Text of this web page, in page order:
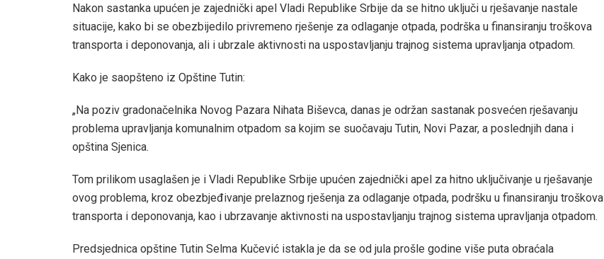
Nakon sastanka upućen je zajednički apel Vladi Republike Srbije da se hitno uključi u rješavanje nastale
situacije, kako bi se obezbijedilo privremeno rješenje za odlaganje otpada, podrška u finansiranju troškova
transporta i deponovanja, ali i ubrzale aktivnosti na uspostavljanju trajnog sistema upravljanja otpadom.
Kako je saopšteno iz Opštine Tutin:
„Na poziv gradonačelnika Novog Pazara Nihata Biševca, danas je održan sastanak posvećen rješavanju
problema upravljanja komunalnim otpadom sa kojim se suočavaju Tutin, Novi Pazar, a poslednjih dana i
opština Sjenica.
Tom prilikom usaglašen je i Vladi Republike Srbije upućen zajednički apel za hitno uključivanje u rješavanje
ovog problema, kroz obezbjeđivanje prelaznog rješenja za odlaganje otpada, podršku u finansiranju troškova
transporta i deponovanja, kao i ubrzavanje aktivnosti na uspostavljanju trajnog sistema upravljanja otpadom.
Predsjednica opštine Tutin Selma Kučević istakla je da se od jula prošle godine više puta obraćala